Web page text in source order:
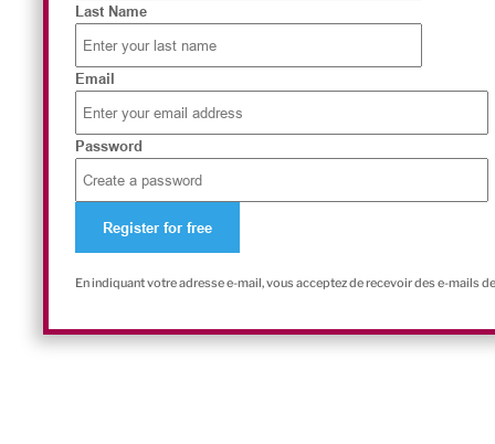
Last Name
Email
Password
En indiquant votre adresse e-mail, vous acceptez de recevoir des e-mails